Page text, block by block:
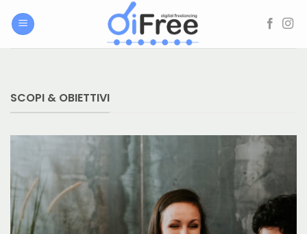
SCOPI & OBIETTIVI